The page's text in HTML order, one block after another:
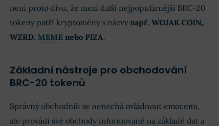
není proto divu, že mezi další nejpopulárnější BRC-20
tokeny patří kryptoměny s názvy např. WOJAK COIN,
WZRD, MEME nebo PIZA.
Základní nástroje pro obchodování
BRC-20 tokenů
Správný obchodník se nenechá ovládnout emocemi,
ale provádí své obchody informovaně na základě dat a